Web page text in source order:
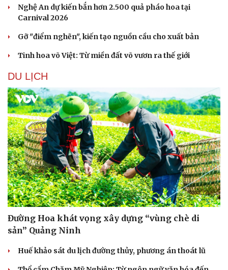
Văn hóa
Nghệ An dự kiến bắn hơn 2.500 quả pháo hoa tại
Carnival 2026
Gỡ "điểm nghẽn", kiến tạo nguồn cầu cho xuất bản
Tinh hoa võ Việt: Từ miền đất võ vươn ra thế giới
DU LỊCH
Đường Hoa khát vọng xây dựng “vùng chè di
sản” Quảng Ninh
Huế khảo sát du lịch đường thủy, phương án thoát lũ